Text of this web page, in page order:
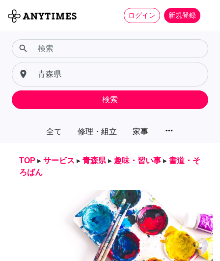
ログイン 新規登録
全て 修理・組立 家事 more_horiz
search
place
検索
TOP ▸ サービス ▸ 青森県 ▸ 趣味・習い事 ▸ 書道・そ
ろばん